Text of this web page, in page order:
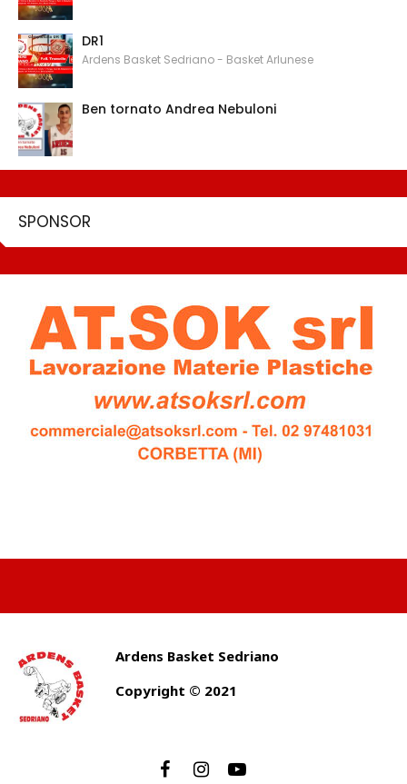
DR1
Ardens Basket Sedriano - Basket Arlunese
Ben tornato Andrea Nebuloni
SPONSOR
Ardens Basket Sedriano
Copyright © 2021